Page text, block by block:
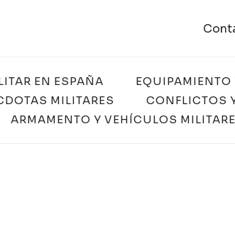
EN ESPAÑA
MILITARES CONFLICTOS
ARMAMENTO Y VEHÍCULOS